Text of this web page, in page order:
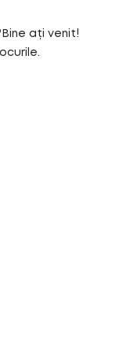
ați venit!